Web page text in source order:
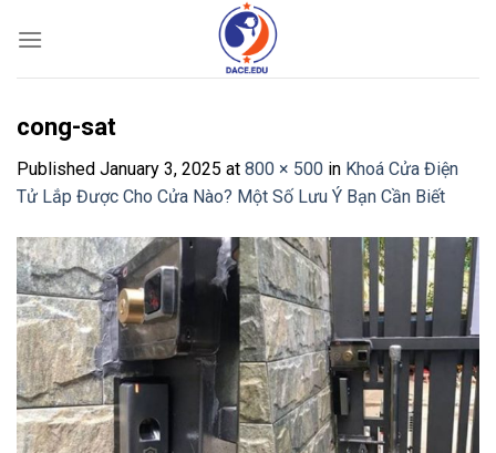
cong-sat
Published January 3, 2025 at 800 × 500 in Khoá Cửa Điện
Tử Lắp Được Cho Cửa Nào? Một Số Lưu Ý Bạn Cần Biết